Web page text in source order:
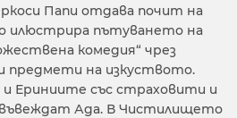
Папи отдава почит на
илюстрира пътуването на
комедия“ чрез
предмети на изкуството.
Ериниите със страховити и
Ада. В Чистилището